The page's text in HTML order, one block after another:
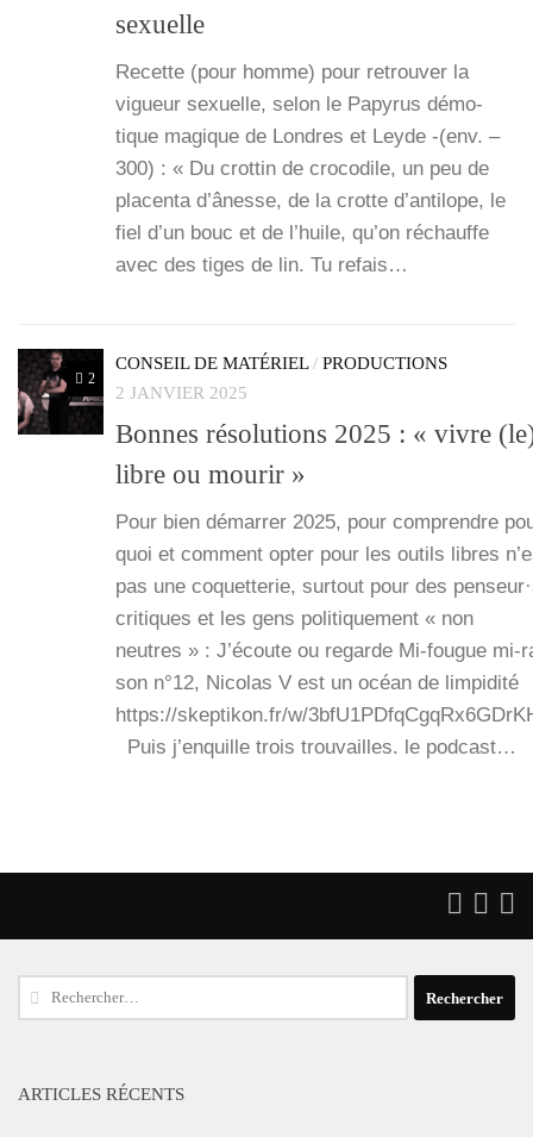
sexuelle
Recette (pour homme) pour retrou­ver la
vigueur sexuelle, selon le Papy­rus démo­
tique magique de Londres et Leyde -(env. –
300) : « Du crot­tin de cro­co­dile, un peu de
pla­cen­ta d’â­nesse, de la crotte d’an­ti­lope, le
fiel d’un bouc et de l’huile, qu’on réchauffe
avec des tiges de lin. Tu refais…
2
CONSEIL DE MATÉRIEL/ PRODUCTIONS
2 JANVIER 2025
Bonnes résolutions 2025 : « vivre
libre ou mourir »
Pour bien démar­rer 2025, pour com­prendre
quoi et com­ment opter pour les outils libres
pas une coquet­te­rie, sur­tout pour des
cri­tiques et les gens poli­ti­que­ment « non
neutres » : J’é­coute ou regarde Mi-fougue mi-
son n°12, Nico­las V est un océan de lim­pi­di­té
https://skeptikon.fr/w/
Puis j’en­quille trois trou­vailles. le pod­cast…
Rechercher :
ARTICLES RÉCENTS